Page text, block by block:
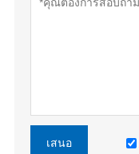
เสนอ